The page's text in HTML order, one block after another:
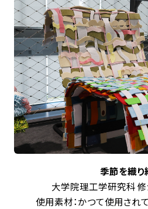
季節を織り
大学院理工学研究科
使用素材：かつて使用され